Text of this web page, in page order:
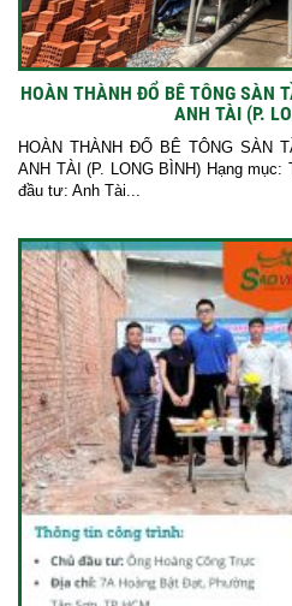
HOÀN THÀNH ĐỔ BÊ TÔNG SÀN
ANH TÀI (P.
HOÀN THÀNH ĐỔ BÊ TÔNG SÀN
ANH TÀI (P. LONG BÌNH) Hạng
đầu tư: Anh Tài...